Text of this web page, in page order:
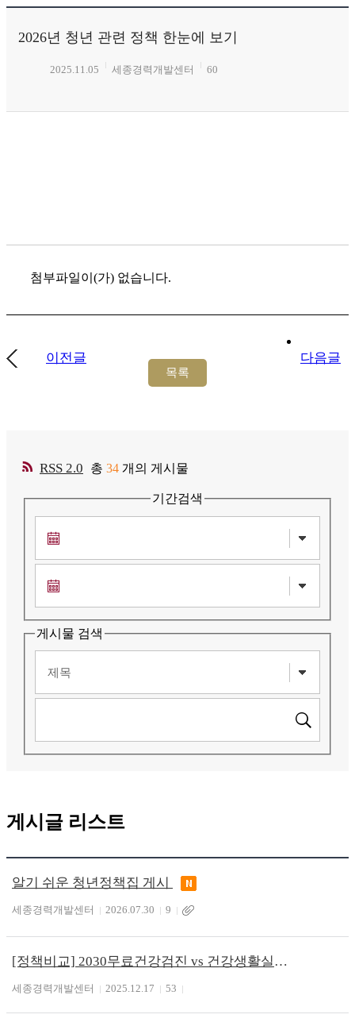
2026년 청년 관련 정책 한눈에 보기
2025.11.05 세종경력개발센터 60
첨부파일이(가) 없습니다.
이전글 다음글
RSS 2.0 총 34 개의 게시물
기간검색
게시물 검색
게시글 리스트
알기 쉬운 청년정책집 게시
세종경력개발센터 2026.07.30 9
[정책비교] 2030무료건강검진 vs 건강생활실천지원금제
세종경력개발센터 2025.12.17 53